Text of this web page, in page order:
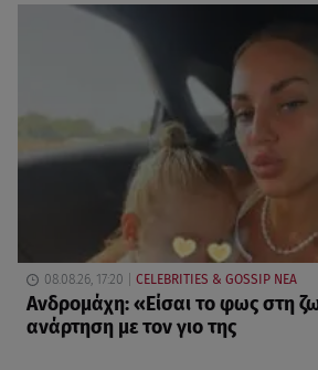
08.08.26, 17:20 CELEBRITIES & GOSSIP ΝΕΑ
Ανδρομάχη: «Είσαι το φως στη
ανάρτηση με τον γιο της